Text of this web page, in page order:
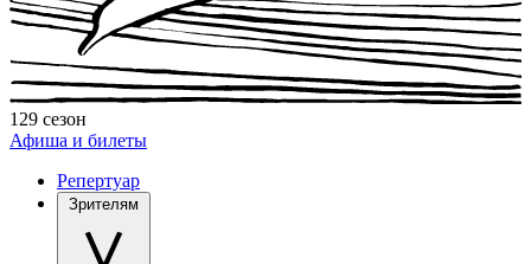
129 сезон
Афиша и билеты
Репертуар
Зрителям